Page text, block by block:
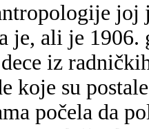
je, ali je 1906.
iz
koje su
počela da